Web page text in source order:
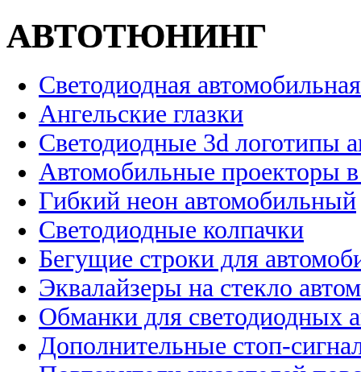
АВТОТЮНИНГ
Светодиодная
Ангельские глазки
Светодиодные 3d логотипы
Автомобильные проекторы
Гибкий неон автомобильный
Светодиодные колпачки
Бегущие строки для
Эквалайзеры на стекло
Обманки для светодиодных
Дополнительные стоп-